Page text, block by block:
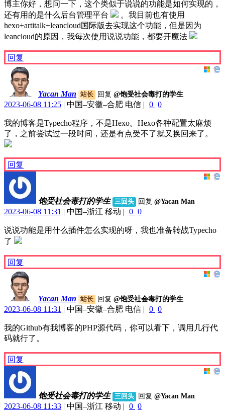
博主你好，想问一下，这个类似于说说的功能是如何实现的，
还有用的是什么后台管理平台
。我目前也有使用
hexo+artitalk+leancloud国际版去实现这个功能，但是因为
leancloud的原因，我每次使用说说功能，都要开魔法
回复
Yacan Man 站长 回复 @饱受社会毒打的学生
2023-06-08 11:25 中国–安徽–合肥 电信 0 0
我的博客是Typecho程序，不是Hexo。Hexo各种配置太麻烦
了，之前尝试过一段时间，还是有点受不了就又换回来了。
回复
饱受社会毒打的学生 三回头 回复 @Yacan Man
2023-06-08 11:31 中国–浙江 移动 0 0
说说功能是用什么插件怎么实现的呀，我也准备转战Typecho
了
回复
Yacan Man 站长 回复 @饱受社会毒打的学生
2023-06-08 11:31 中国–安徽–合肥 电信 0 0
我的Github有我博客的PHP源代码，你可以看下，调用几行代
码就行了。
回复
饱受社会毒打的学生 三回头 回复 @Yacan Man
2023-06-08 11:33 中国–浙江 移动 0 0